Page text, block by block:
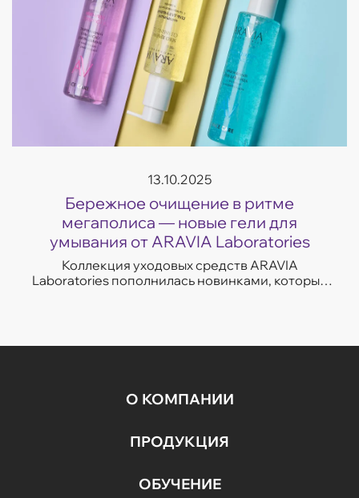
13.10.2025
Бережное очищение в ритме
мегаполиса — новые гели для
умывания от ARAVIA Laboratories
Коллекция уходовых средств ARAVIA
Laboratories пополнилась новинками, которые
О КОМПАНИИ
ПРОДУКЦИЯ
ОБУЧЕНИЕ